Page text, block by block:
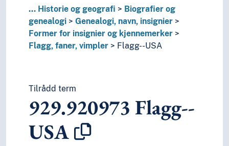
Kunst og fritid
Litteratur
Naturvitenskap
Religion
Teknologi
... Historie og geografi
Biografier og
genealogi
Genealogi, navn, insignier
Former for insignier og kjennemerker
Flagg, faner, vimpler
Flagg--USA
Tilrådd term
929.920973 Flagg--
USA